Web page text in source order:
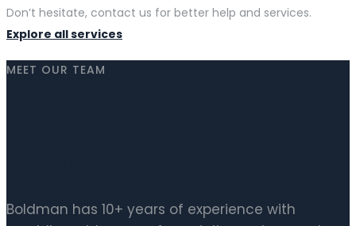
Don’t hesitate, contact us for better help and services.
Explore all services
MEET OUR TEAM
Boldman has 10+ years of experience with